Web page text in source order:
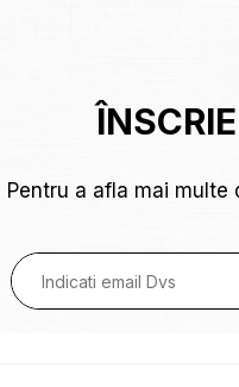
Pentru a afla mai